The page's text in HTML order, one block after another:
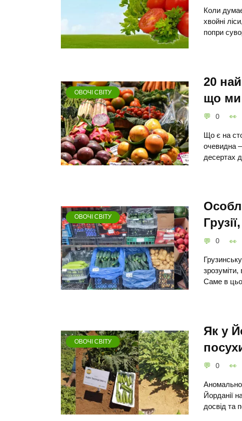
Коли
хвойні
попри
ОВОЧІ СВІТУ
20
що ми
0
Що є на
очевидна
десертах
ОВОЧІ СВІТУ
0
зрозуміти,
Саме в
ОВОЧІ СВІТУ
Як у
0
Аномально
Йорданії
досвід та